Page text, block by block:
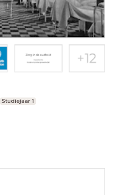
Studiejaar 1